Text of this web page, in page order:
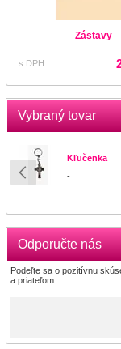
Zástavy
s DPH
Vybraný tovar
Kľučenka
-
Odporučte nás
Podeľte sa o pozitívnu
a priateľom: